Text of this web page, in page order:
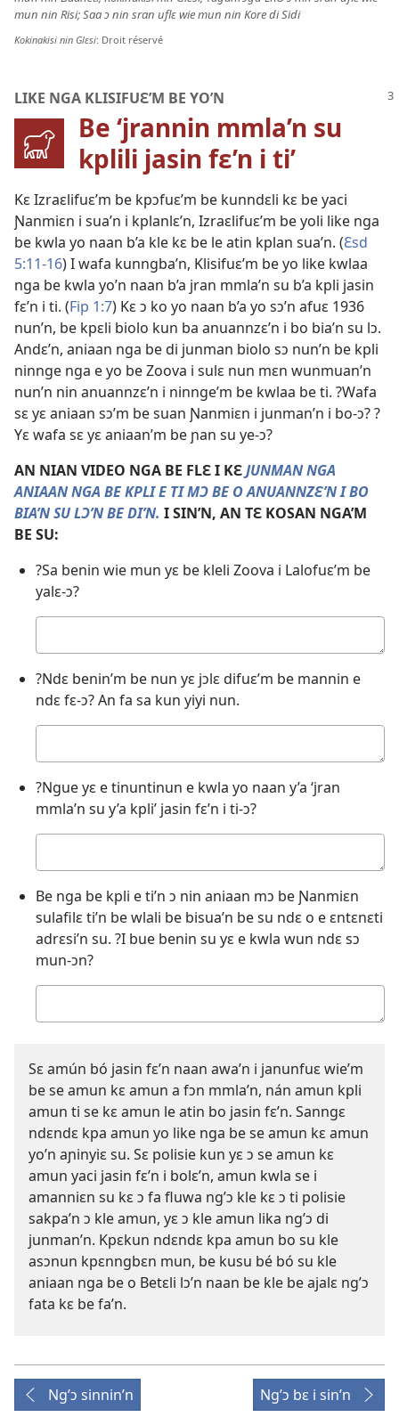
Kokinakisi nin Glɛsi: Droit réservé
mun nin Risi; Saa ɔ nin sran uflɛ wie mun nin Kore di Sidi
LIKE NGA KLISIFUƐ’M BE YO’N
Be ‘jrannin mmla’n su
kplili jasin fɛ’n i ti’
Kɛ Izraɛlifuɛ’m be kpɔfuɛ’m be kunndɛli kɛ be yaci
Ɲanmiɛn i sua’n i kplanlɛ’n, Izraɛlifuɛ’m be yoli like nga
be kwla yo naan b’a kle kɛ be le atin kplan sua’n. (Ɛsd
5:11-16) I wafa kunngba’n, Klisifuɛ’m be yo like kwlaa
nga be kwla yo’n naan b’a jran mmla’n su b’a kpli jasin
fɛ’n i ti. (Fip 1:7) Kɛ ɔ ko yo naan b’a yo sɔ’n afuɛ 1936
nun’n, be kpɛli biolo kun ba anuannzɛ’n i bo bia’n su lɔ.
Andɛ’n, aniaan nga be di junman biolo sɔ nun’n be kpli
ninnge nga e yo be Zoova i sulɛ nun mɛn wunmuan’n
nun’n nin anuannzɛ’n i ninnge’m be kwlaa be ti. ?Wafa
sɛ yɛ aniaan sɔ’m be suan Ɲanmiɛn i junman’n i bo-ɔ? ?
Yɛ wafa sɛ yɛ aniaan’m be ɲan su ye-ɔ?
AN NIAN VIDEO NGA BE FLƐ I KƐJUNMAN NGA
ANIAAN NGA BE KPLI E TI MƆ BE O ANUANNZƐ’N I BO
BIA’N SU LƆ’N BE DI’N. I SIN’N, AN TƐ KOSAN NGA’M
BE SU:
?Sa benin wie mun yɛ be kleli Zoova i Lalofuɛ’m be
yalɛ-ɔ?
su
wa
?Ndɛ benin’m be nun yɛ jɔlɛ difuɛ’m be mannin e
ndɛ fɛ-ɔ? An fa sa kun yiyi nun.
su
wa
?Ngue yɛ e tinuntinun e kwla yo naan y’a ‘jran
mmla’n su y’a kpli’ jasin fɛ’n i ti-ɔ?
su
wa
Be nga be kpli e ti’n ɔ nin aniaan mɔ be Ɲanmiɛn
sulafilɛ ti’n be wlali be bisua’n be su ndɛ o e ɛntɛnɛti
adrɛsi’n su. ?I bue benin su yɛ e kwla wun ndɛ sɔ
mun-ɔn?
su
Sɛ amún bó jasin fɛ’n naan awa’n i janunfuɛ wie’m
be se amun kɛ amun a fɔn mmla’n, nán amun kpli
amun ti se kɛ amun le atin bo jasin fɛ’n. Sanngɛ
ndɛndɛ kpa amun yo like nga be se amun kɛ amun
yo’n aɲinyiɛ su. Sɛ polisie kun yɛ ɔ se amun kɛ
amun yaci jasin fɛ’n i bolɛ’n, amun kwla se i
amanniɛn su kɛ ɔ fa fluwa ng’ɔ kle kɛ ɔ ti polisie
sakpa’n ɔ kle amun, yɛ ɔ kle amun lika ng’ɔ di
junman’n. Kpɛkun ndɛndɛ kpa amun bo su kle
asɔnun kpɛnngbɛn mun, be kusu bé bó su kle
aniaan nga be o Betɛli lɔ’n naan be kle be ajalɛ ng’ɔ
fata kɛ be fa’n.
Ng’ɔ sinnin’n Ng’ɔ bɛ i sin’n